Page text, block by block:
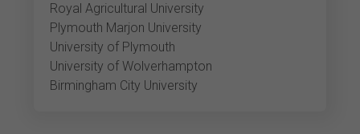
Royal Agricultural University
Plymouth Marjon University
University of Plymouth
University of Wolverhampton
Birmingham City University